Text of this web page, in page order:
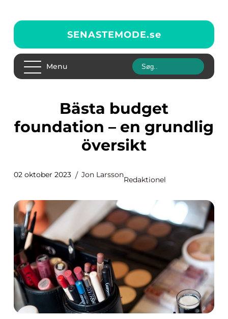
SENASTEMODE.se
Menu
Bästa budget
foundation – en grundlig
översikt
02 oktober 2023 Jon Larsson
Redaktionel